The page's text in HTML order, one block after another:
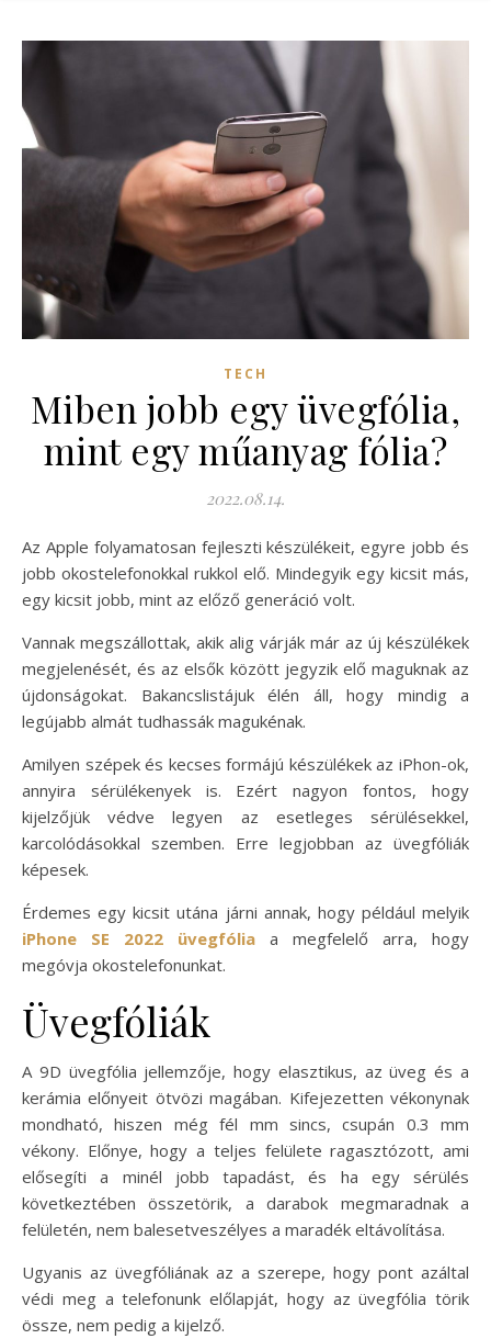
TECH
Miben jobb egy üvegfólia,
mint egy műanyag fólia?
2022.08.14.
Az Apple folyamatosan fejleszti készülékeit, egyre jobb és
jobb okostelefonokkal rukkol elő. Mindegyik egy kicsit más,
egy kicsit jobb, mint az előző generáció volt.
Vannak megszállottak, akik alig várják már az új készülékek
megjelenését, és az elsők között jegyzik elő maguknak az
újdonságokat. Bakancslistájuk élén áll, hogy mindig a
legújabb almát tudhassák magukénak.
Amilyen szépek és kecses formájú készülékek az iPhon-ok,
annyira sérülékenyek is. Ezért nagyon fontos, hogy
kijelzőjük védve legyen az esetleges sérülésekkel,
karcolódásokkal szemben. Erre legjobban az üvegfóliák
képesek.
Érdemes egy kicsit utána járni annak, hogy például melyik
iPhone SE 2022 üvegfólia a megfelelő arra, hogy
megóvja okostelefonunkat.
Üvegfóliák
A 9D üvegfólia jellemzője, hogy elasztikus, az üveg és a
kerámia előnyeit ötvözi magában. Kifejezetten vékonynak
mondható, hiszen még fél mm sincs, csupán 0.3 mm
vékony. Előnye, hogy a teljes felülete ragasztózott, ami
elősegíti a minél jobb tapadást, és ha egy sérülés
következtében összetörik, a darabok megmaradnak a
felületén, nem balesetveszélyes a maradék eltávolítása.
Ugyanis az üvegfóliának az a szerepe, hogy pont azáltal
védi meg a telefonunk előlapját, hogy az üvegfólia törik
össze, nem pedig a kijelző.